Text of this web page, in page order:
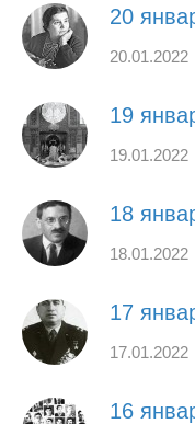
20
20.01.2022
19
19.01.2022
18
18.01.2022
17
17.01.2022
16